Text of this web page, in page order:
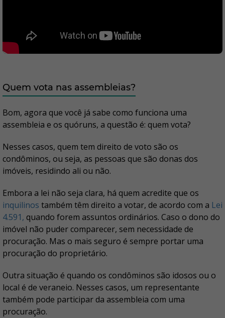
Quem vota nas assembleias?
Bom, agora que você já sabe como funciona uma
assembleia e os quóruns, a questão é: quem vota?
Nesses casos, quem tem direito de voto são os
condôminos, ou seja, as pessoas que são donas dos
imóveis, residindo ali ou não.
Embora a lei não seja clara, há quem acredite que os
inquilinos também têm direito a votar, de acordo com a Lei
4.591, quando forem assuntos ordinários. Caso o dono do
imóvel não puder comparecer, sem necessidade de
procuração. Mas o mais seguro é sempre portar uma
procuração do proprietário.
Outra situação é quando os condôminos são idosos ou o
local é de veraneio. Nesses casos, um representante
também pode participar da assembleia com uma
procuração.